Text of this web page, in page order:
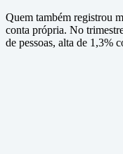
Quem também registrou
conta própria. No
de pessoas, alta de 1,3%